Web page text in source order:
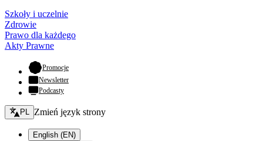
Szkoły i uczelnie
Zdrowie
Prawo dla każdego
Akty Prawne
Promocje- otwiera się w nowej karcie
Newsletter
Podcasty
Zmień język - bieżący:
PL Zmień język strony
English (EN)